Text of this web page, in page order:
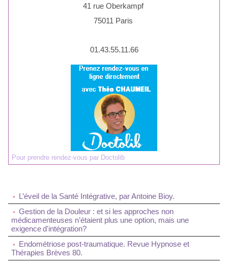
41 rue Oberkampf
75011 Paris
01.43.55.11.66
Pour prendre rendez-vous par Doctolib
L’éveil de la Santé Intégrative, par Antoine Bioy.
Gestion de la Douleur : et si les approches non
médicamenteuses n’étaient plus une option, mais une
exigence d'intégration?
Endométriose post-traumatique. Revue Hypnose et
Thérapies Brèves 80.